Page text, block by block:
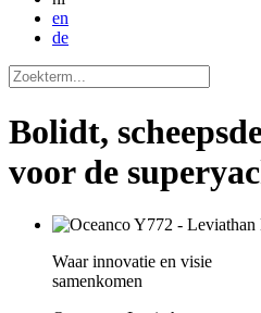
en
de
Bolidt,
voor de
Waar innovatie en visie
samenkomen